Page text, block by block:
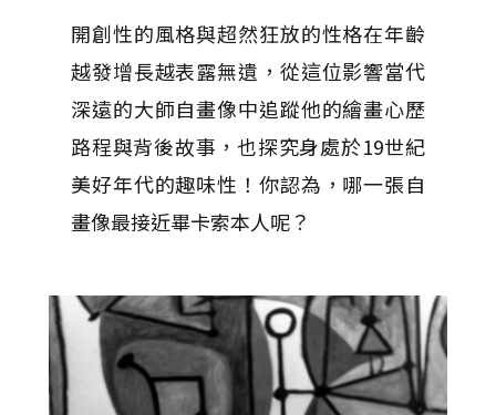
開創性的風格與超然狂放的性格在年齡
越發增長越表露無遺，從這位影響當代
深遠的大師自畫像中追蹤他的繪畫心歷
路程與背後故事，也探究身處於19世紀
美好年代的趣味性！你認為，哪一張自
畫像最接近畢卡索本人呢？